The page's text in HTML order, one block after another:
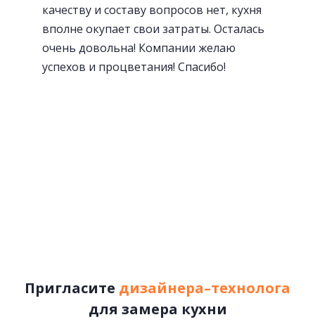
качеству и составу вопросов нет, кухня
вполне окупает свои затраты. Осталась
очень довольна! Компании желаю
успехов и процветания! Спасибо!
Пригласите дизайнера–технолога
для замера кухни